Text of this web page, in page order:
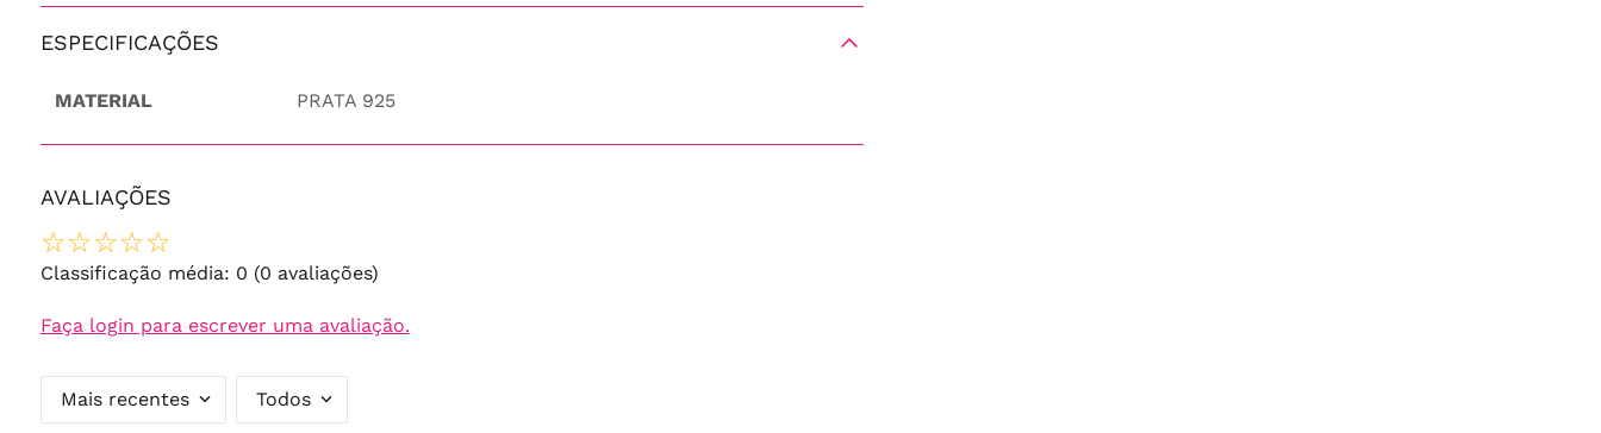
ESPECIFICAÇÕES
MATERIAL PRATA 925
AVALIAÇÕES
☆☆☆☆☆
Classificação média: 0 (0 avaliações)
Faça login para escrever uma avaliação.
Mais recentes Todos